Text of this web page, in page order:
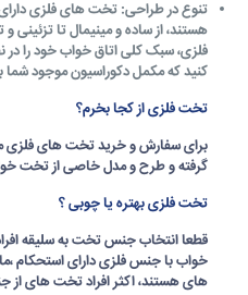
تنوع در طراحی: تخت های فلزی
هستند، از ساده و مینیمال تا تزئینی
فلزی، سبک کلی اتاق خواب خود را در
کنید که مکمل دکوراسیون موجود شما
تخت فلزی از کجا بخرم؟
برای سفارش و خرید تخت های
گرفته و طرح و مدل خاصی از تخت
تخت فلزی بهتره یا چوبی ؟
قطعا انتخاب جنس تخت به سلیقه
خواب با جنس فلزی دارای استحکام
های هستند، اکثر افراد تخت های از